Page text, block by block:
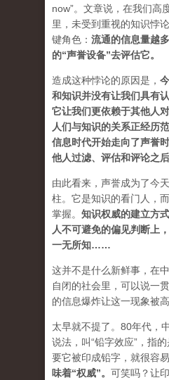
now”。文章说，在我们高
里，未受到重视的知识悖
键角色： 流通的信息量越
的“声誉设备”去评估它。
造成这种悖论的原因是，
和知识并没有让我们具有
它让我们更依赖于其他人
人们与知识的关系正经
信息时代开始走向了声誉
他人过滤、评估和评论之后
由此看来，声誉成为了今
柱。它是知识的看门人，
掌握。 知识权威的建立方
人不可避免的偏见判断上
一无所知……
这并不是什么新鲜事，在
自闭的社会里，可以说一
的信息爆炸让这一现象被
太早就不提了。80年代，
说法，叫“铅字效应”，指
要它被印成铅字，就很容易
味着“权威”。 可笑吗？让